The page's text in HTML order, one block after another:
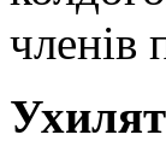
членів